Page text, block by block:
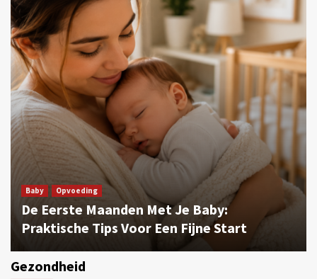
Baby Opvoeding
De Eerste Maanden Met Je Baby:
Praktische Tips Voor Een Fijne Start
Gezondheid